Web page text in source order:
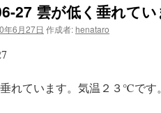
27 雲が低く垂れて
年6月27日 作成者: henataro
れています。気温２３℃です。